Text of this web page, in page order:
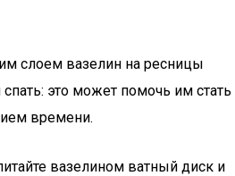
слоем вазелин на ресницы
это может помочь им стать
времени.
вазелином ватный диск и